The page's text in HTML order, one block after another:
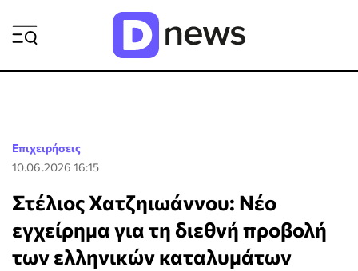
Επιχειρήσεις
10.06.2026 16:15
Στέλιος Χατζηιωάννου: Νέο
εγχείρημα για τη διεθνή προβολή
των ελληνικών καταλυμάτων